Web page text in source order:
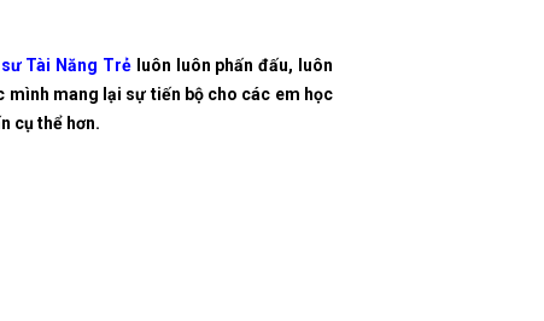
Tài Năng Trẻluôn luôn phấn đấu, luôn
mình mang lại sự tiến bộ cho các em học
cụ thể hơn.